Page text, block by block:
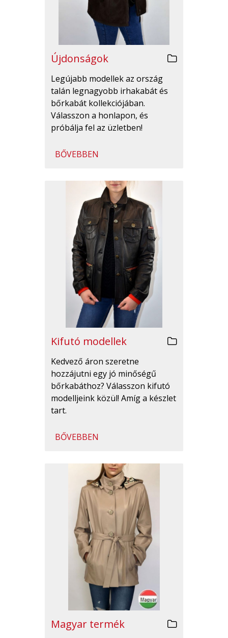
Újdonságok
Legújabb modellek az ország
talán legnagyobb irhakabát és
bőrkabát kollekciójában.
Válasszon a honlapon, és
próbálja fel az üzletben!
BŐVEBBEN
Kifutó modellek
Kedvező áron szeretne
hozzájutni egy jó minőségű
bőrkabáthoz? Válasszon kifutó
modelljeink közül! Amíg a készlet
tart.
BŐVEBBEN
Magyar termék